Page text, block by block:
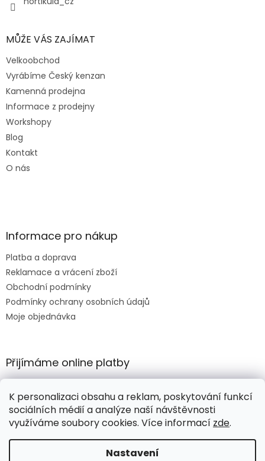
K personalizaci obsahu a reklam, poskytování funkcí
sociálních médií a analýze naší návštěvnosti
využíváme soubory cookies. Více informací zde.
Nastavení
MŮŽE VÁS ZAJÍMAT
Velkoobchod
Vyrábíme Český kenzan
Kamenná prodejna
Informace z prodejny
Workshopy
Blog
Kontakt
O nás
Informace pro nákup
Platba a doprava
Reklamace a vrácení zboží
Obchodní podmínky
Podmínky ochrany osobních údajů
Moje objednávka
Přijímáme online platby